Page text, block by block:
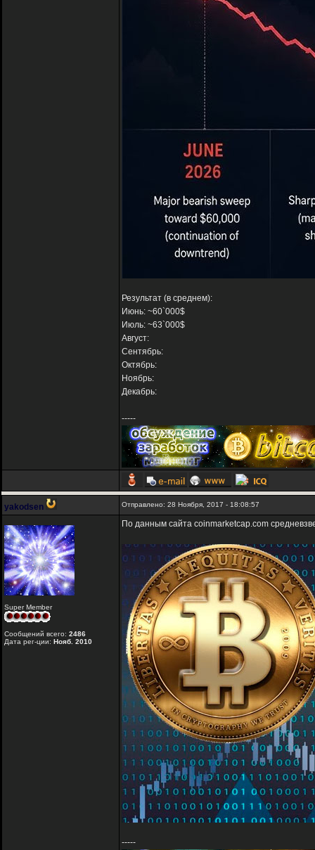
Результат (в среднем):
Июнь: ~60`000$
Июль: ~63`000$
Август:
Сентябрь:
Октябрь:
Ноябрь:
Декабрь:
-----
yakodsen Отправлено: 28 Ноября, 2017 - 18:08:57
Super Member
Сообщений всего: 2486
Дата рег-ции: Нояб. 2010
По данным сайта coinmarketcap.com
-----